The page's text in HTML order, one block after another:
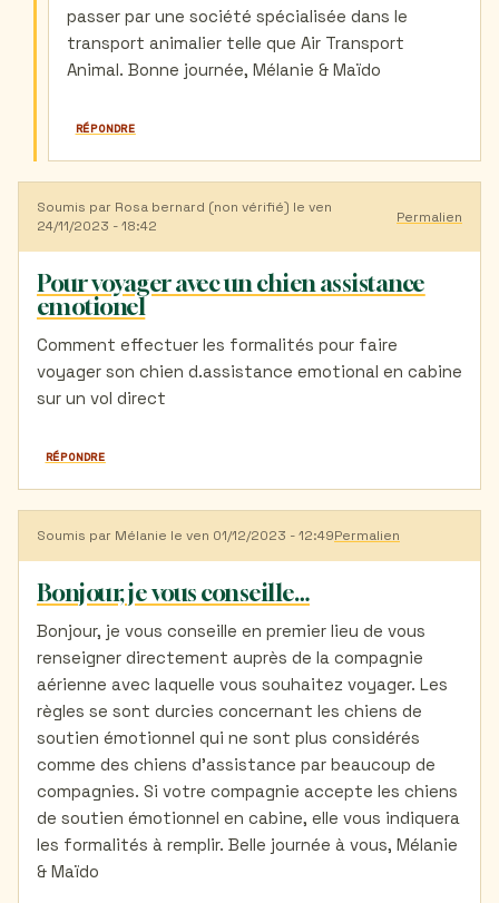
passer par une société spécialisée dans le
transport animalier telle que Air Transport
Animal. Bonne journée, Mélanie & Maïdo
RÉPONDRE
Soumis par Rosa bernard (non vérifié) le ven
24/11/2023 - 18:42
Permalien
Pour voyager avec un chien assistance
emotionel
Comment effectuer les formalités pour faire
voyager son chien d.assistance emotional en cabine
sur un vol direct
RÉPONDRE
Soumis par Mélanie le ven 01/12/2023 - 12:49Permalien
Bonjour, je vous conseille…
Bonjour, je vous conseille en premier lieu de vous
renseigner directement auprès de la compagnie
aérienne avec laquelle vous souhaitez voyager. Les
règles se sont durcies concernant les chiens de
soutien émotionnel qui ne sont plus considérés
comme des chiens d'assistance par beaucoup de
compagnies. Si votre compagnie accepte les chiens
de soutien émotionnel en cabine, elle vous indiquera
les formalités à remplir. Belle journée à vous, Mélanie
& Maïdo